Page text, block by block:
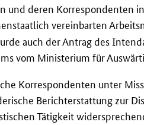
und deren Korrespondenten
vereinbarten
auch der Antrag des
vom Ministerium für
Korrespondenten unter
Berichterstattung zur
Tätigkeit